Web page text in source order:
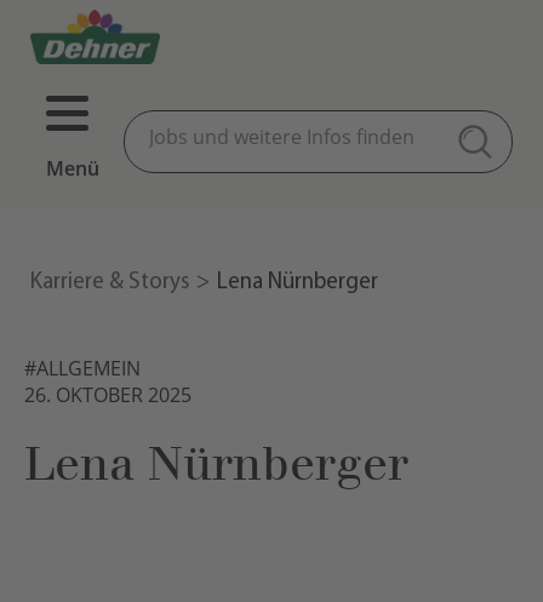
Menü
Karriere & Storys Lena Nürnberger
#ALLGEMEIN
26. OKTOBER 2025
Lena Nürnberger